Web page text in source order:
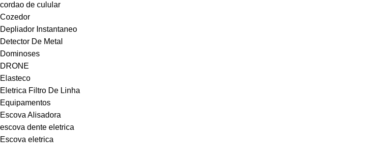
cordao de culular
Cozedor
Depliador Instantaneo
Detector De Metal
Dominoses
DRONE
Elasteco
Eletrica Filtro De Linha
Equipamentos
Escova Alisadora
escova dente eletrica
Escova eletrica